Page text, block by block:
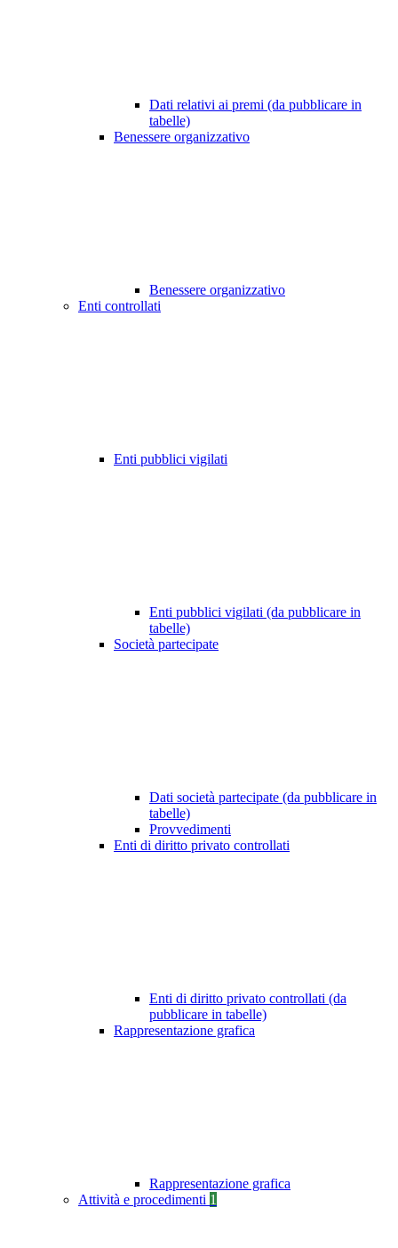
Dati relativi ai premi (da pubblicare in
tabelle)
Benessere organizzativo
Benessere organizzativo
Enti controllati
Enti pubblici vigilati
Enti pubblici vigilati (da pubblicare in
tabelle)
Società partecipate
Dati società partecipate (da pubblicare in
tabelle)
Provvedimenti
Enti di diritto privato controllati
Enti di diritto privato controllati (da
pubblicare in tabelle)
Rappresentazione grafica
Rappresentazione grafica
Attività e procedimenti 1